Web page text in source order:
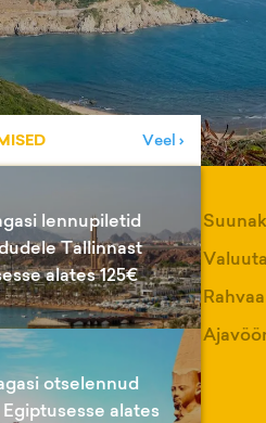
Veel ›
lennupiletid
Tallinnast
alates 125€
otselennud
alates
Valuuta